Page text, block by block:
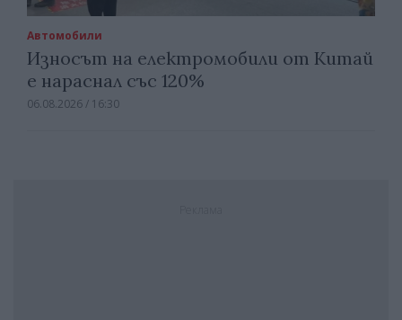
Автомобили
Износът на електромобили от Китай
е нараснал със 120%
06.08.2026 / 16:30